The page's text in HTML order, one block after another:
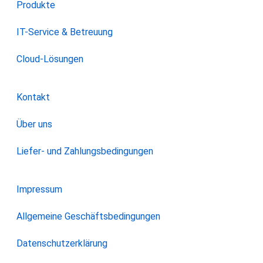
Produkte
IT-Service & Betreuung
Cloud-Lösungen
Kontakt
Über uns
Liefer- und Zahlungsbedingungen
Impressum
Allgemeine Geschäftsbedingungen
Datenschutzerklärung